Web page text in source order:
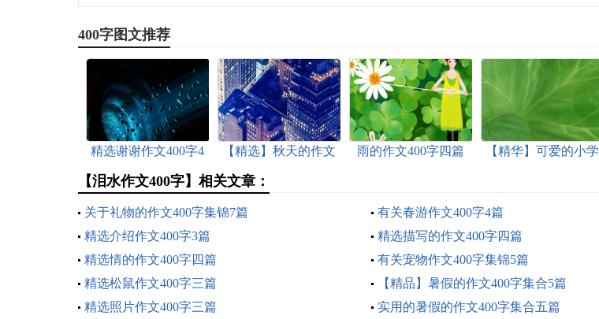
400字图文推荐
精选谢谢作文400字4
【精选】秋天的作文
雨的作文400字四篇
【精华】可爱的小学
【泪水作文400字】相关文章：
关于礼物的作文400字集锦7篇
有关春游作文400字4篇
精选介绍作文400字3篇
精选描写的作文400字四篇
精选情的作文400字四篇
有关宠物作文400字集锦5篇
精选松鼠作文400字三篇
【精品】暑假的作文400字集合5篇
精选照片作文400字三篇
实用的暑假的作文400字集合五篇